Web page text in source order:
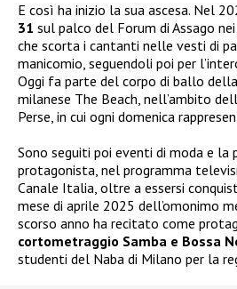
E così ha inizio la sua ascesa. Nel
31 sul palco del Forum di Assago
che scorta i cantanti nelle vesti di
manicomio, seguendoli poi per
Oggi fa parte del corpo di ballo
milanese The Beach, nell’ambito
Perse, in cui ogni domenica
Sono seguiti poi eventi di moda e la
protagonista, nel programma
Canale Italia, oltre a essersi
mese di aprile 2025 dell’omonimo
scorso anno ha recitato come
cortometraggio Samba e Bossa
studenti del Naba di Milano per la